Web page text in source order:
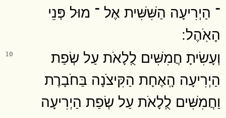
־ הַיְרִיעָה הַשִּׁשִּׁית אֶל ־ מוּל פְּנֵי
הָאֹֽהֶל ׃
10
וְעָשִׂיתָ חֲמִשִּׁים לֻֽלָאֹת עַל שְׂפַת
הַיְרִיעָה הָֽאֶחָת הַקִּיצֹנָה בַּחֹבָרֶת
וַחֲמִשִּׁים לֻֽלָאֹת עַל שְׂפַת הַיְרִיעָה